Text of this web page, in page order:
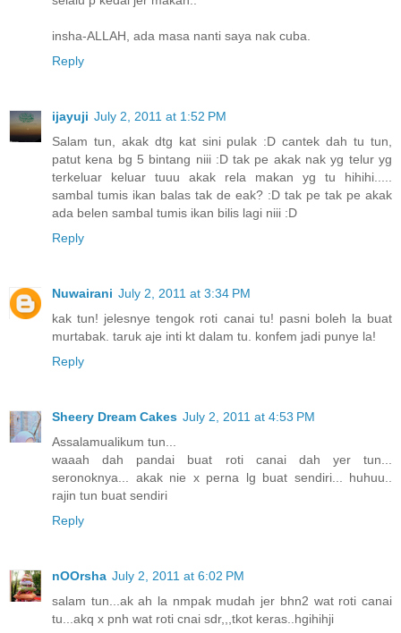
insha-ALLAH, ada masa nanti saya nak cuba.
Reply
ijayuji July 2, 2011 at 1:52 PM
Salam tun, akak dtg kat sini pulak :D cantek dah tu tun,
patut kena bg 5 bintang niii :D tak pe akak nak yg telur yg
terkeluar keluar tuuu akak rela makan yg tu hihihi.....
sambal tumis ikan balas tak de eak? :D tak pe tak pe akak
ada belen sambal tumis ikan bilis lagi niii :D
Reply
Nuwairani July 2, 2011 at 3:34 PM
kak tun! jelesnye tengok roti canai tu! pasni boleh la buat
murtabak. taruk aje inti kt dalam tu. konfem jadi punye la!
Reply
Sheery Dream Cakes July 2, 2011 at 4:53 PM
Assalamualikum tun...
waaah dah pandai buat roti canai dah yer tun...
seronoknya... akak nie x perna lg buat sendiri... huhuu..
rajin tun buat sendiri
Reply
nOOrsha July 2, 2011 at 6:02 PM
salam tun...ak ah la nmpak mudah jer bhn2 wat roti canai
tu...akq x pnh wat roti cnai sdr,,,tkot keras..hgihihji